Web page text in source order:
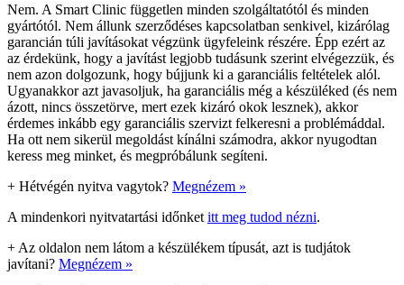
Nem. A Smart Clinic független minden szolgáltatótól és minden
gyártótól. Nem állunk szerződéses kapcsolatban senkivel, kizárólag
garancián túli javításokat végzünk ügyfeleink részére. Épp ezért az
az érdekünk, hogy a javítást legjobb tudásunk szerint elvégezzük, és
nem azon dolgozunk, hogy bújjunk ki a garanciális feltételek alól.
Ugyanakkor azt javasoljuk, ha garanciális még a készüléked (és nem
ázott, nincs összetörve, mert ezek kizáró okok lesznek), akkor
érdemes inkább egy garanciális szervizt felkeresni a problémáddal.
Ha ott nem sikerül megoldást kínálni számodra, akkor nyugodtan
keress meg minket, és megpróbálunk segíteni.
+ Hétvégén nyitva vagytok? Megnézem »
A mindenkori nyitvatartási időnket itt meg tudod nézni.
+ Az oldalon nem látom a készülékem típusát, azt is tudjátok
javítani? Megnézem »